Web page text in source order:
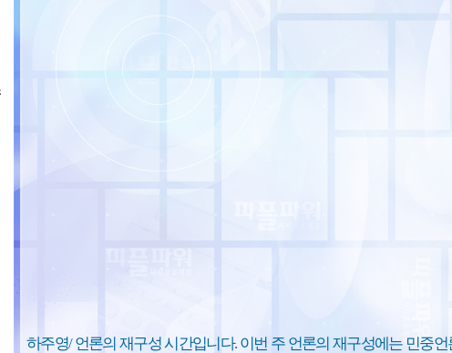
하주영/ 언론의 재구성 시간입니다. 이번 주 언론의 재구성에는 민중언